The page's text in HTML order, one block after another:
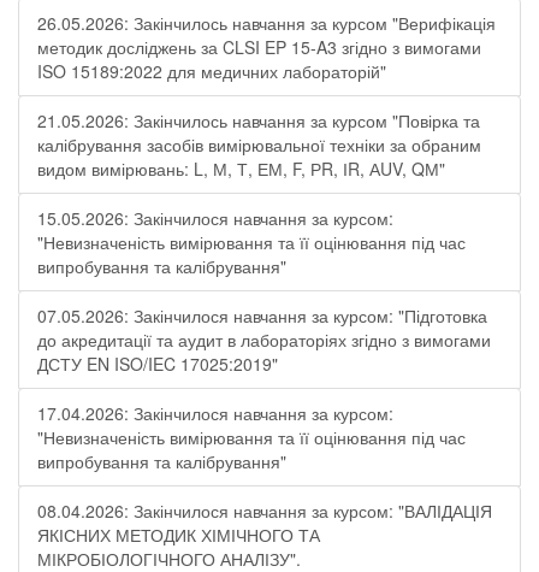
26.05.2026: Закінчилось навчання за курсом "Верифікація
методик досліджень за CLSI EP 15-A3 згідно з вимогами
ISO 15189:2022 для медичних лабораторій"
21.05.2026: Закінчилось навчання за курсом "Повірка та
калібрування засобів вимірювальної техніки за обраним
видом вимірювань: L, М, Т, ЕМ, F, РR, ІR, АUV, QМ"
15.05.2026: Закінчилося навчання за курсом:
"Невизначеність вимірювання та її оцінювання під час
випробування та калібрування"
07.05.2026: Закінчилося навчання за курсом: "Підготовка
до акредитації та аудит в лабораторіях згідно з вимогами
ДСТУ EN ISO/IEC 17025:2019"
17.04.2026: Закінчилося навчання за курсом:
"Невизначеність вимірювання та її оцінювання під час
випробування та калібрування"
08.04.2026: Закінчилося навчання за курсом: "ВАЛІДАЦІЯ
ЯКІСНИХ МЕТОДИК ХІМІЧНОГО ТА
МІКРОБІОЛОГІЧНОГО АНАЛІЗУ".